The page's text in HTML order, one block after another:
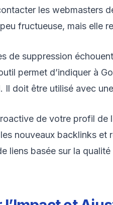
les webmasters
fructueuse, mais elle
de suppression
permet d’indiquer à
Il doit être utilisé avec
de votre profil de
nouveaux backlinks
liens basée sur la